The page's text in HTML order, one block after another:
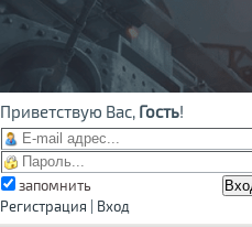
Приветствую Вас, Гость!
запомнить
Регистрация
Вход